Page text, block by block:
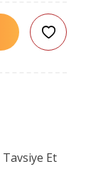
Tavsiye Et